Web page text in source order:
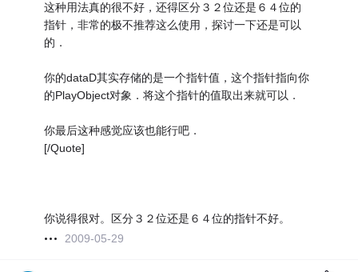
这种用法真的很不好，还得区分３２位还是６４位的
指针，非常的极不推荐这么使用，探讨一下还是可以
的．
你的dataD其实存储的是一个指针值，这个指针指向你
的PlayObject对象．将这个指针的值取出来就可以．
你最后这种感觉应该也能行吧．
[/Quote]
你说得很对。区分３２位还是６４位的指针不好。
2009-05-29